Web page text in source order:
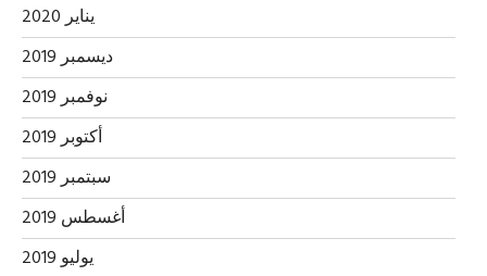
يناير 2020
ديسمبر 2019
نوفمبر 2019
أكتوبر 2019
سبتمبر 2019
أغسطس 2019
يوليو 2019